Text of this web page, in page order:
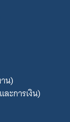
น)
ะการเงิน)